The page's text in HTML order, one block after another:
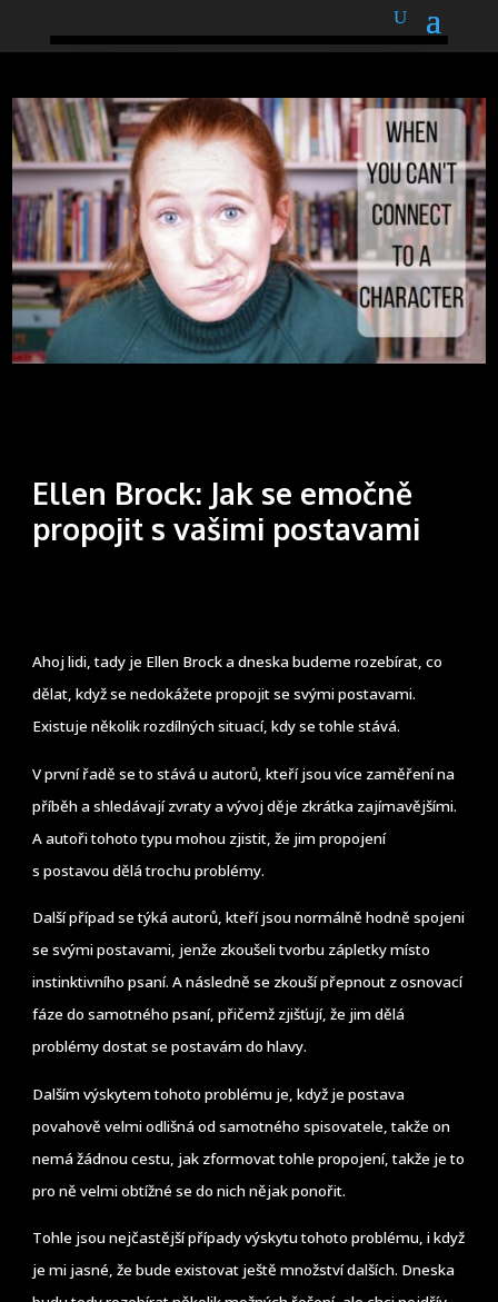
Ellen Brock: Jak se emočně
propojit s vašimi postavami
Ahoj lidi, tady je Ellen Brock a dneska budeme rozebírat, co
dělat, když se nedokážete propojit se svými postavami.
Existuje několik rozdílných situací, kdy se tohle stává.
V první řadě se to stává u autorů, kteří jsou více zaměření na
příběh a shledávají zvraty a vývoj děje zkrátka zajímavějšími.
A autoři tohoto typu mohou zjistit, že jim propojení
s postavou dělá trochu problémy.
Další případ se týká autorů, kteří jsou normálně hodně spojeni
se svými postavami, jenže zkoušeli tvorbu zápletky místo
instinktivního psaní. A následně se zkouší přepnout z osnovací
fáze do samotného psaní, přičemž zjišťují, že jim dělá
problémy dostat se postavám do hlavy.
Dalším výskytem tohoto problému je, když je postava
povahově velmi odlišná od samotného spisovatele, takže on
nemá žádnou cestu, jak zformovat tohle propojení, takže je to
pro ně velmi obtížné se do nich nějak ponořit.
Tohle jsou nejčastější případy výskytu tohoto problému, i když
je mi jasné, že bude existovat ještě množství dalších. Dneska